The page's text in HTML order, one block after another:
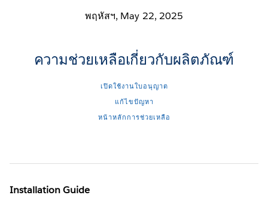
พฤหัสฯ, May 22, 2025
ความช่วยเหลือเกี่ยวกับผลิตภัณฑ์
เปิดใช้งานใบอนุญาต
แก้ไขปัญหา
หน้าหลักการช่วยเหลือ
Installation Guide